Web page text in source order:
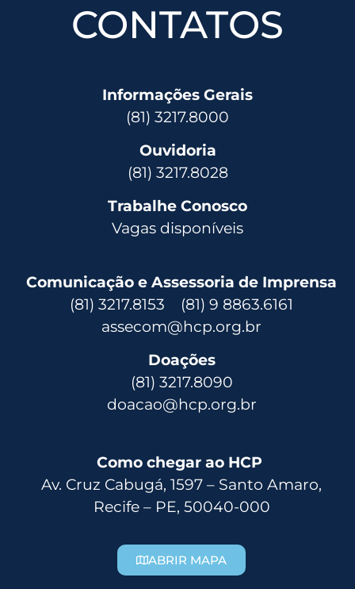
CONTATOS
Informações Gerais
(81) 3217.8000
Ouvidoria
(81) 3217.8028
Trabalhe Conosco
Vagas disponíveis
Comunicação e Assessoria de Imprensa
(81) 3217.8153 (81) 9 8863.6161
assecom@hcp.org.br
Doações
(81) 3217.8090
doacao@hcp.org.br
Como chegar ao HCP
Av. Cruz Cabugá, 1597 – Santo Amaro,
Recife – PE, 50040-000
ABRIR MAPA